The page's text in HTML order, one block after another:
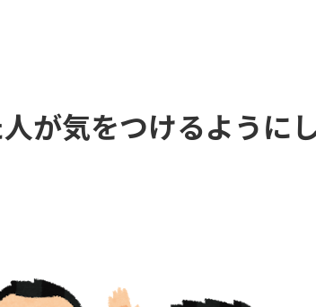
が気をつけるように